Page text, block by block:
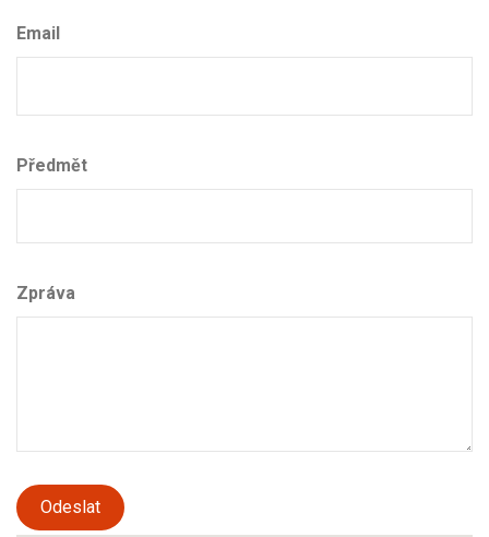
Email
Předmět
Zpráva
Odeslat